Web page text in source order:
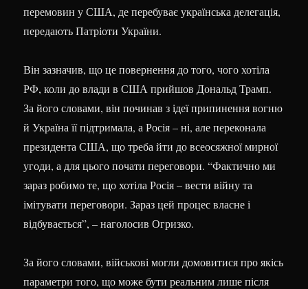
перемовин у США, де перебуває українська делегація,
передають Патріоти України.
Він зазначив, що це повернення до того, чого хотіла
РФ, коли до влади в США прийшов Дональд Трамп.
За його словами, він починав з ідеї припинення вогню
й Україна її підтримала, а Росія – ні, але переконала
президента США, що треба йти до всеосяжної мирної
угоди, а для цього почати переговори. “Фактично ми
зараз робимо те, що хотіла Росія – вести війну та
імітувати переговори. Зараз цей процес власне і
відбувається”, – наголосив Огризко.
За його словами, військові могли домовитися про якісь
параметри того, що може бути реальним лише після